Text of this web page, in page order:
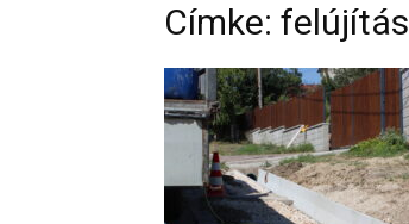
Címke: felújítás